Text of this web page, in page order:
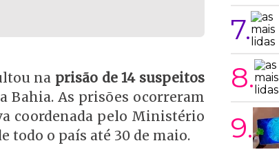
na prisão de 14 suspeitos
Bahia. As prisões ocorreram
coordenada pelo Ministério
todo o país até 30 de maio.
7.
8.
9.